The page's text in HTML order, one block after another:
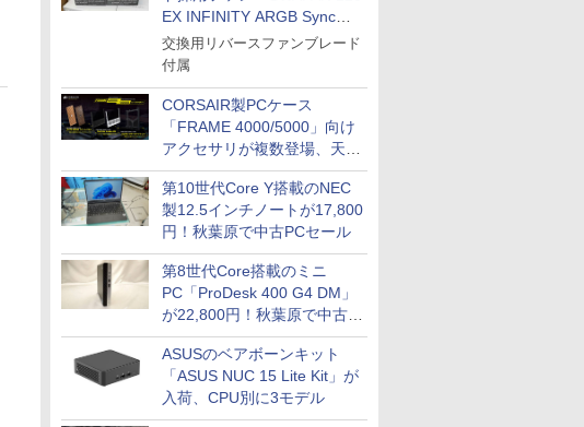
EX INFINITY ARGB Sync」
に単品パッケージ
交換用リバースファンブレード
付属
CORSAIR製PCケース
「FRAME 4000/5000」向け
アクセサリが複数登場、天然
木製パネルや背面コネクタ対
応トレイなど
第10世代Core Y搭載のNEC
製12.5インチノートが17,800
円！秋葉原で中古PCセール
第8世代Core搭載のミニ
PC「ProDesk 400 G4 DM」
が22,800円！秋葉原で中古
PCセール
ASUSのベアボーンキット
「ASUS NUC 15 Lite Kit」が
入荷、CPU別に3モデル